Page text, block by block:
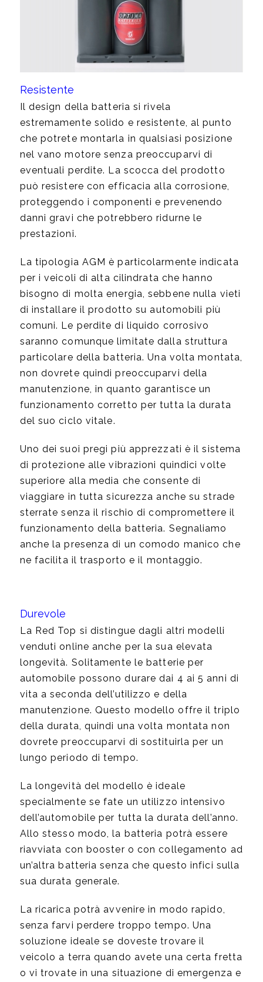
Resistente
Il design della batteria si rivela
estremamente solido e resistente, al punto
che potrete montarla in qualsiasi posizione
nel vano motore senza preoccuparvi di
eventuali perdite. La scocca del prodotto
può resistere con efficacia alla corrosione,
proteggendo i componenti e prevenendo
danni gravi che potrebbero ridurne le
prestazioni.
La tipologia AGM è particolarmente indicata
per i veicoli di alta cilindrata che hanno
bisogno di molta energia, sebbene nulla vieti
di installare il prodotto su automobili più
comuni. Le perdite di liquido corrosivo
saranno comunque limitate dalla struttura
particolare della batteria. Una volta montata,
non dovrete quindi preoccuparvi della
manutenzione, in quanto garantisce un
funzionamento corretto per tutta la durata
del suo ciclo vitale.
Uno dei suoi pregi più apprezzati è il sistema
di protezione alle vibrazioni quindici volte
superiore alla media che consente di
viaggiare in tutta sicurezza anche su strade
sterrate senza il rischio di compromettere il
funzionamento della batteria. Segnaliamo
anche la presenza di un comodo manico che
ne facilita il trasporto e il montaggio.
Durevole
La Red Top si distingue dagli altri modelli
venduti online anche per la sua elevata
longevità. Solitamente le batterie per
automobile possono durare dai 4 ai 5 anni di
vita a seconda dell’utilizzo e della
manutenzione. Questo modello offre il triplo
della durata, quindi una volta montata non
dovrete preoccuparvi di sostituirla per un
lungo periodo di tempo.
La longevità del modello è ideale
specialmente se fate un utilizzo intensivo
dell’automobile per tutta la durata dell’anno.
Allo stesso modo, la batteria potrà essere
riavviata con booster o con collegamento ad
un’altra batteria senza che questo infici sulla
sua durata generale.
La ricarica potrà avvenire in modo rapido,
senza farvi perdere troppo tempo. Una
soluzione ideale se doveste trovare il
veicolo a terra quando avete una certa fretta
o vi trovate in una situazione di emergenza e